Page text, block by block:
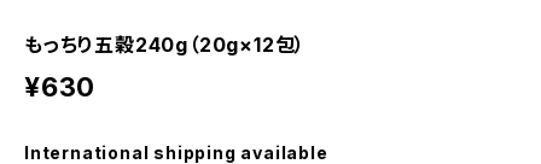
もっちり五穀240g（20g×12包）
¥630
International shipping available